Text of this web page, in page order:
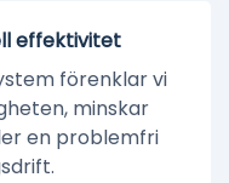
effektivitet
förenklar vi
minskar
en problemfri